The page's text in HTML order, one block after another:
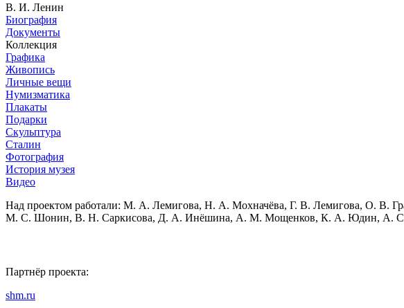
В. И. Ленин
Биография
Документы
Коллекция
Графика
Живопись
Личные вещи
Нумизматика
Плакаты
Подарки
Скульптура
Сталин
Фотография
История музея
Видео
Над проектом работали: М. А. Лемигова, Н. А. Мохначёва, Г. В. Лемигова, О. В.
М. С. Шонин, В. Н. Саркисова, Д. А. Инёшина, А. М. Мощенков, К. А. Юдин, А.
Партнёр проекта:
shm.ru